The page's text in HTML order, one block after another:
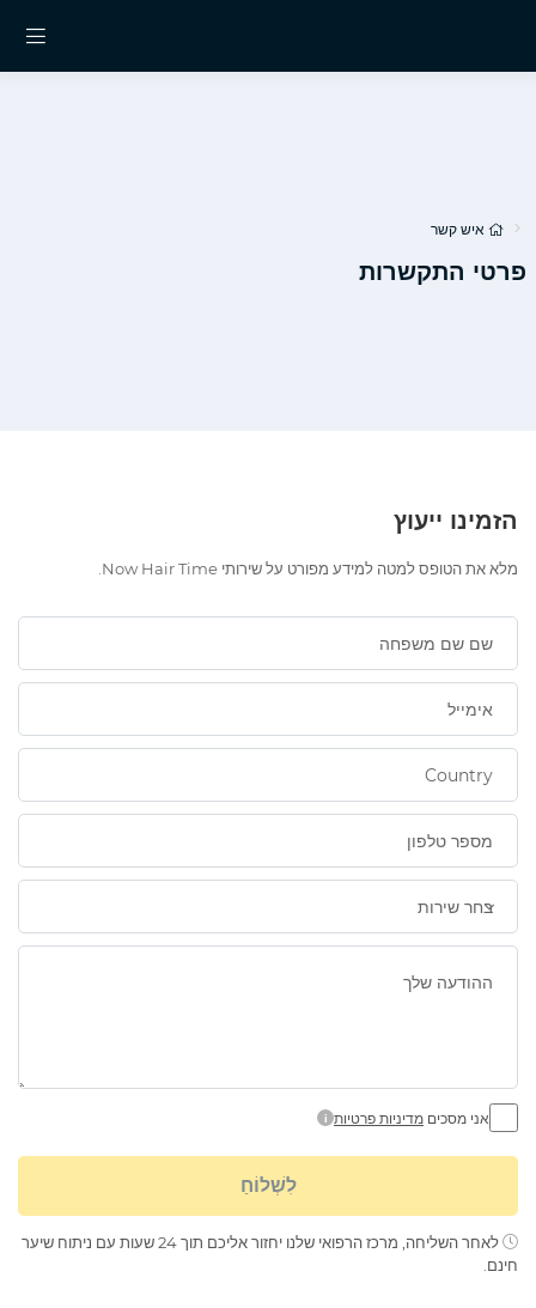
איש קשר
פרטי התקשרות
הזמינו ייעוץ
מלא את הטופס למטה למידע מפורט על שירותי Now Hair Time.
אני מסכים מדיניות פרטיות i
לִשְׁלוֹחַ
לאחר השליחה, מרכז הרפואי שלנו יחזור אליכם תוך 24 שעות עם ניתוח שיער
חינם.